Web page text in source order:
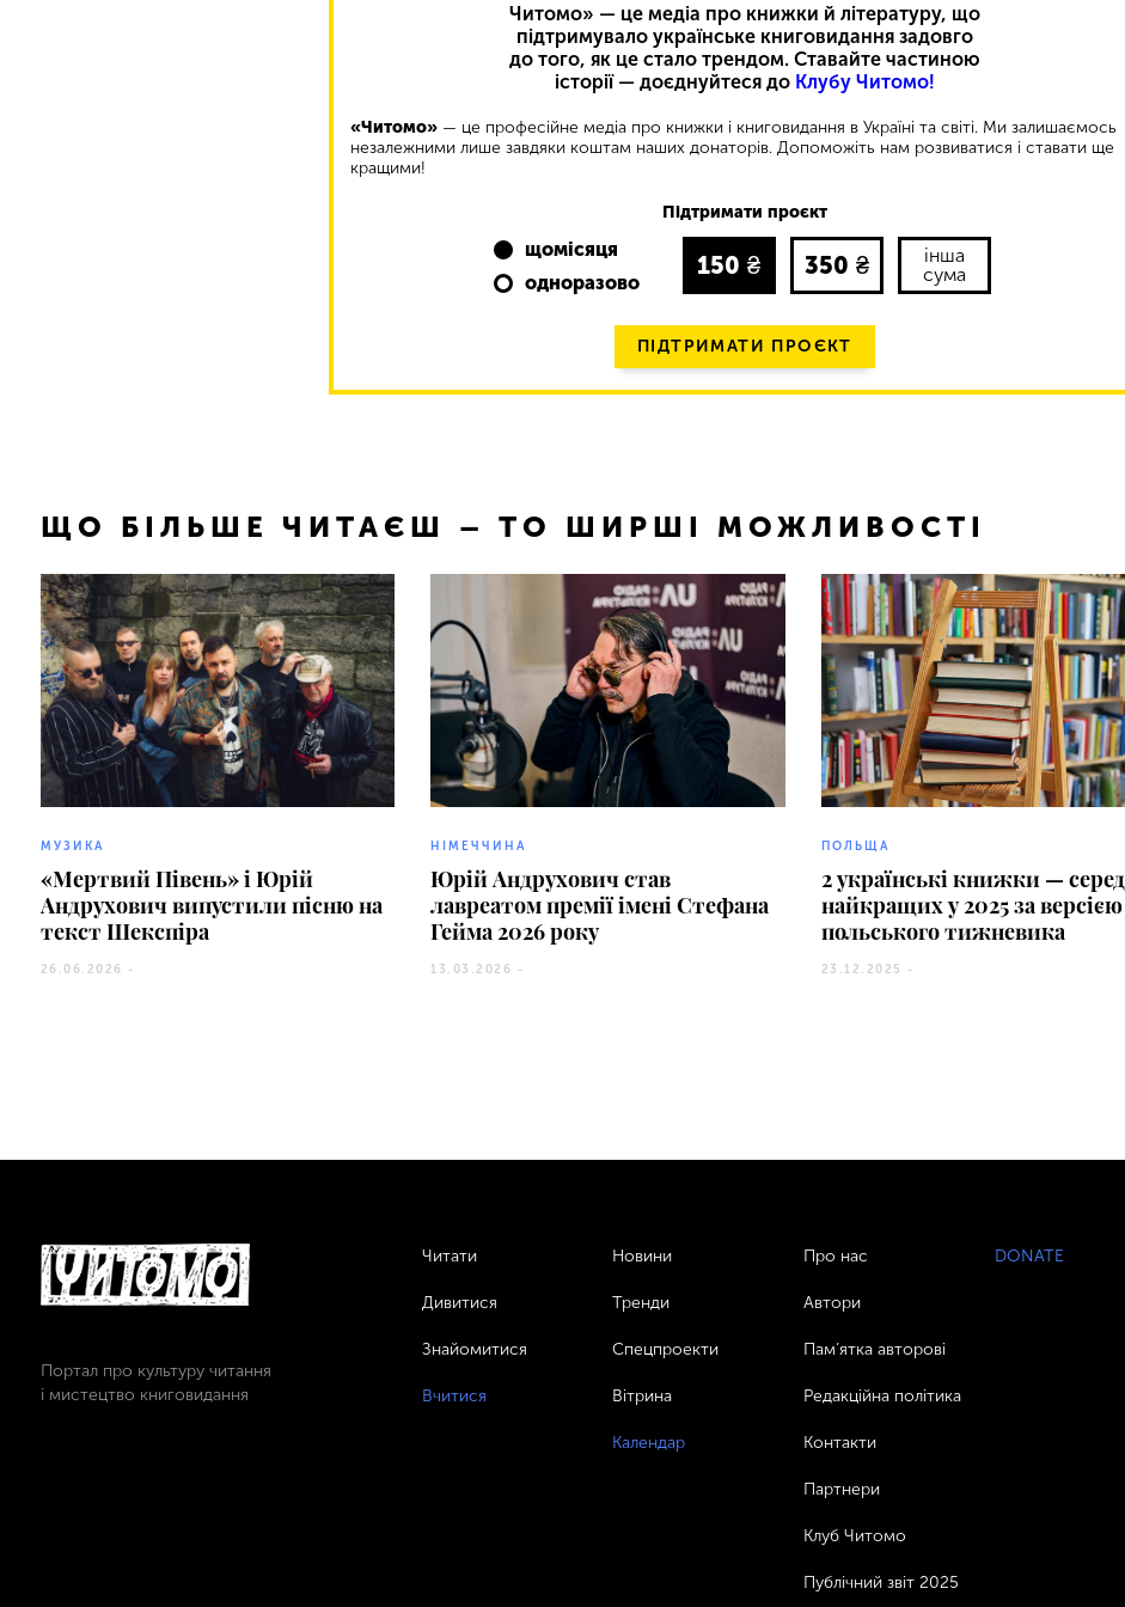
Читомо» — це медіа про книжки й літературу, що
підтримувало українське книговидання задовго
до того, як це стало трендом. Ставайте частиною
історії — доєднуйтеся до Клубу Читомо!
«Читомо» — це професійне медіа про книжки і книговидання в Україні та світі. Ми залишаємось
незалежними лише завдяки коштам наших донаторів. Допоможіть нам розвиватися і ставати ще
кращими!
Підтримати проєкт
щомісяця
одноразово
150 ₴ 350 ₴
інша
сума
ПІДТРИМАТИ ПРОЄКТ
ЩО БІЛЬШЕ ЧИТАЄШ – ТО ШИРШІ МОЖЛИВОСТІ
МУЗИКА
«Мертвий Півень» і Юрій
Андрухович випустили пісню на
текст Шекспіра
26.06.2026 -
НІМЕЧЧИНА
Юрій Андрухович став
лавреатом премії імені Стефана
Гейма 2026 року
13.03.2026 -
ПОЛЬЩА
2 українські книжки — серед
найкращих у 2025 за версією
польського тижневика
23.12.2025 -
Портал про культуру читання
і мистецтво книговидання
Читати
Дивитися
Знайомитися
Вчитися
Новини
Тренди
Спецпроекти
Вітрина
Календар
Про нас
Автори
Пам’ятка авторові
Редакційна політика
Контакти
Партнери
Клуб Читомо
Публічний звіт 2025
DONATE